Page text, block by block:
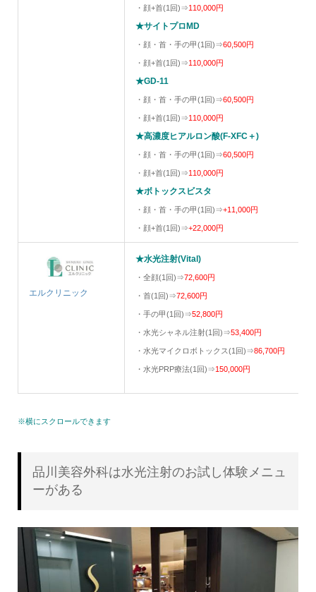
・顔+首(1回)⇒110,000円
★サイトプロMD
・顔・首・手の甲(1回)⇒60,500円
・顔+首(1回)⇒110,000円
★GD-11
・顔・首・手の甲(1回)⇒60,500円
・顔+首(1回)⇒110,000円
★高濃度ヒアルロン酸(F-XFC＋)
・顔・首・手の甲(1回)⇒60,500円
・顔+首(1回)⇒110,000円
★ボトックスビスタ
・顔・首・手の甲(1回)⇒+11,000円
・顔+首(1回)⇒+22,000円
エルクリニック
★水光注射(Vital)
・全顔(1回)⇒72,600円
・首(1回)⇒72,600円
・手の甲(1回)⇒52,800円
・水光シャネル注射(1回)⇒53,400円
・水光マイクロボトックス(1回)⇒86,700円
・水光PRP療法(1回)⇒150,000円
※横にスクロールできます
品川美容外科は水光注射のお試し体験メニュ
ーがある